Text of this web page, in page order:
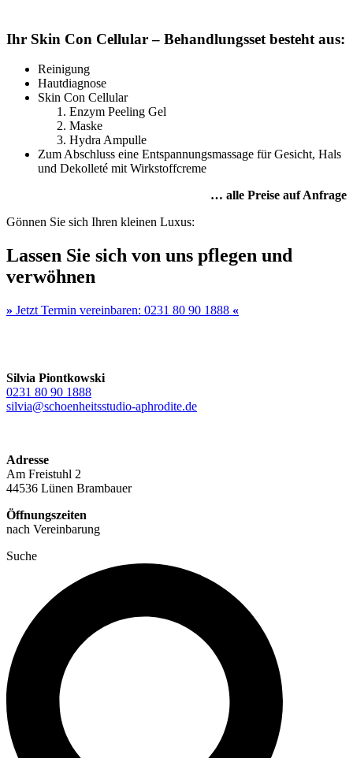
Ihr Skin Con Cellular – Behandlungsset besteht aus:
Reinigung
Hautdiagnose
Skin Con Cellular
Enzym Peeling Gel
Maske
Hydra Ampulle
Zum Abschluss eine Entspannungsmassage für Gesicht, Hals
und Dekolleté mit Wirkstoffcreme
… alle Preise auf Anfrage
Gönnen Sie sich Ihren kleinen Luxus:
Lassen Sie sich von uns pflegen und
verwöhnen
» Jetzt Termin vereinbaren: 0231 80 90 1888 «
Silvia Piontkowski
0231 80 90 1888
silvia@schoenheitsstudio-aphrodite.de
Adresse
Am Freistuhl 2
44536 Lünen Brambauer
Öffnungszeiten
nach Vereinbarung
Suche